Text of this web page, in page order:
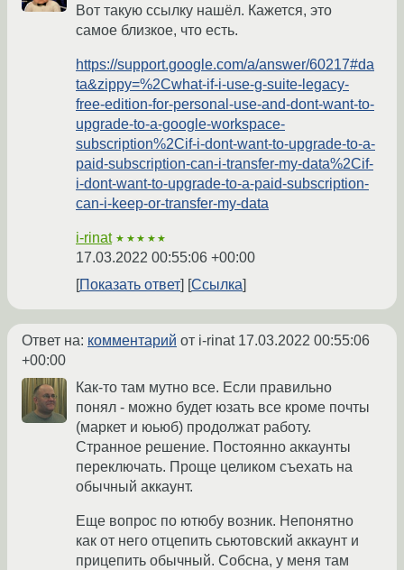
Вот такую ссылку нашёл. Кажется, это
самое близкое, что есть.
https://support.google.com/a/answer/60217#da
ta&zippy=%2Cwhat-if-i-use-g-suite-legacy-
free-edition-for-personal-use-and-dont-want-to-
upgrade-to-a-google-workspace-
subscription%2Cif-i-dont-want-to-upgrade-to-a-
paid-subscription-can-i-transfer-my-data%2Cif-
i-dont-want-to-upgrade-to-a-paid-subscription-
can-i-keep-or-transfer-my-data
i-rinat ★★★★★
17.03.2022 00:55:06 +00:00
Показать ответ
Ссылка
Ответ на: комментарий от i-rinat 17.03.2022 00:55:06
+00:00
Как-то там мутно все. Если правильно
понял - можно будет юзать все кроме почты
(маркет и юьюб) продолжат работу.
Странное решение. Постоянно аккаунты
переключать. Проще целиком съехать на
обычный аккаунт.
Еще вопрос по ютюбу возник. Непонятно
как от него отцепить сьютовский аккаунт и
прицепить обычный. Собсна, у меня там